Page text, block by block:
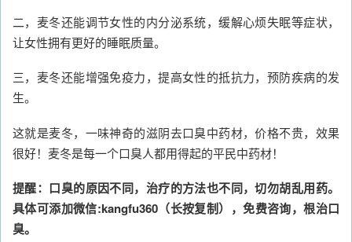
二，麦冬还能调节女性的内分泌系统，缓解心烦失眠等症状，
让女性拥有更好的睡眠质量。
三，麦冬还能增强免疫力，提高女性的抵抗力，预防疾病的发
生。
这就是麦冬，一味神奇的滋阴去口臭中药材，价格不贵，效果
很好！麦冬是每一个口臭人都用得起的平民中药材！
提醒：口臭的原因不同，治疗的方法也不同，切勿胡乱用药。
具体可添加微信:kangfu360（长按复制），免费咨询，根治口
臭。